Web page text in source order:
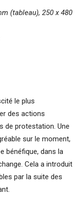
(tableau), 250 x 480
le plus
des actions
de protestation. Une
sur le moment,
bénéfique, dans la
Cela a introduit
par la suite des